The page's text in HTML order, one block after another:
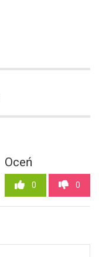
Oceń
0 0